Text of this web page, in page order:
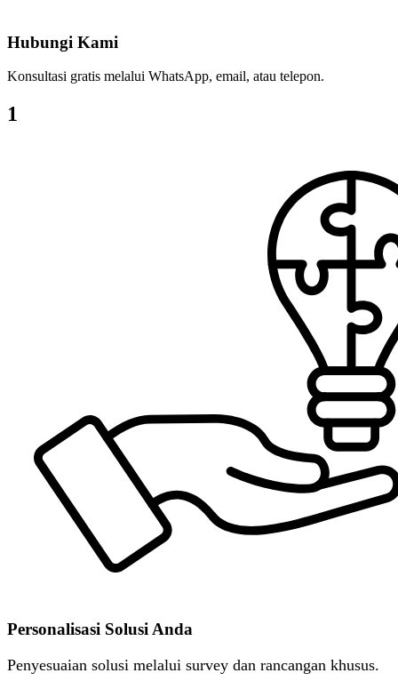
Hubungi Kami
Konsultasi gratis melalui WhatsApp, email, atau telepon.
1
Personalisasi Solusi Anda
Penyesuaian solusi melalui survey dan rancangan khusus.